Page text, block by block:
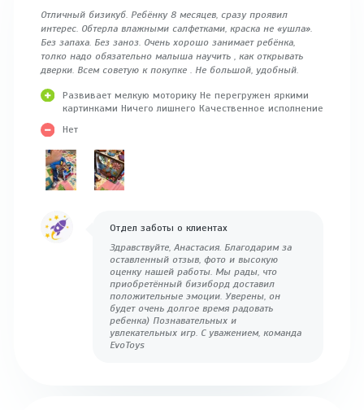
Отличный бизикуб. Ребёнку 8 месяцев, сразу проявил
интерес. Обтерла влажными салфетками, краска не «ушла».
Без запаха. Без заноз. Очень хорошо занимает ребёнка,
толко надо обязательно малыша научить , как открывать
дверки. Всем советую к покупке . Не большой, удобный.
Развивает мелкую моторику Не перегружен яркими
картинками Ничего лишнего Качественное исполнение
Нет
Отдел заботы о клиентах
Здравствуйте, Анастасия. Благодарим за
оставленный отзыв, фото и высокую
оценку нашей работы. Мы рады, что
приобретённый бизиборд доставил
положительные эмоции. Уверены, он
будет очень долгое время радовать
ребенка) Познавательных и
увлекательных игр. С уважением, команда
EvoToys